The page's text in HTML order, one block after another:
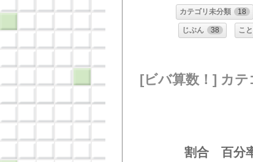
カテゴリ未分類 18
じぶん 38 こ
[ビバ算数！] カ
割合 百分